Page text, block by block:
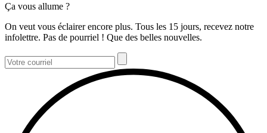
Ça vous allume ?
On veut vous éclairer encore plus. Tous les 15 jours, recevez notre
infolettre. Pas de pourriel ! Que des belles nouvelles.